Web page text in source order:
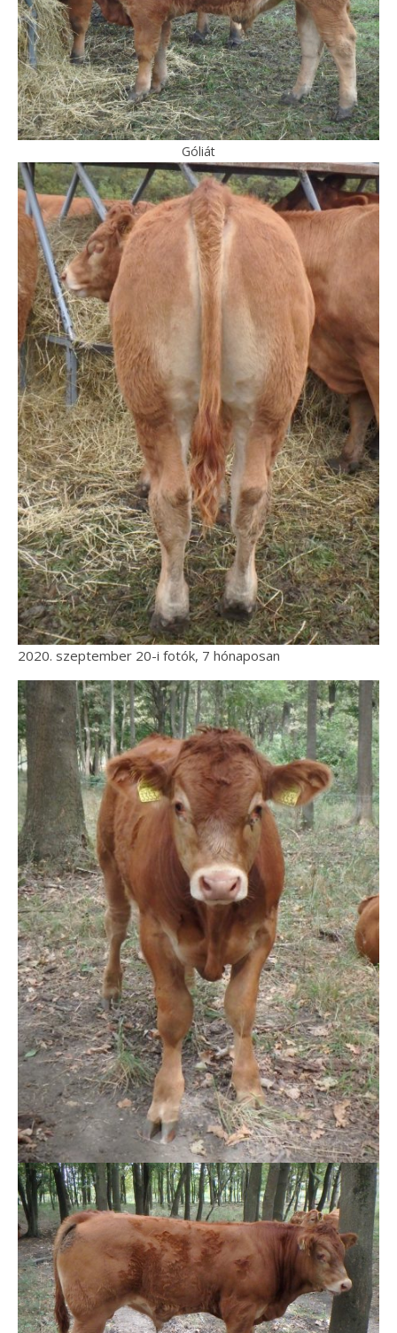
Góliát
2020. szeptember 20-i fotók, 7 hónaposan